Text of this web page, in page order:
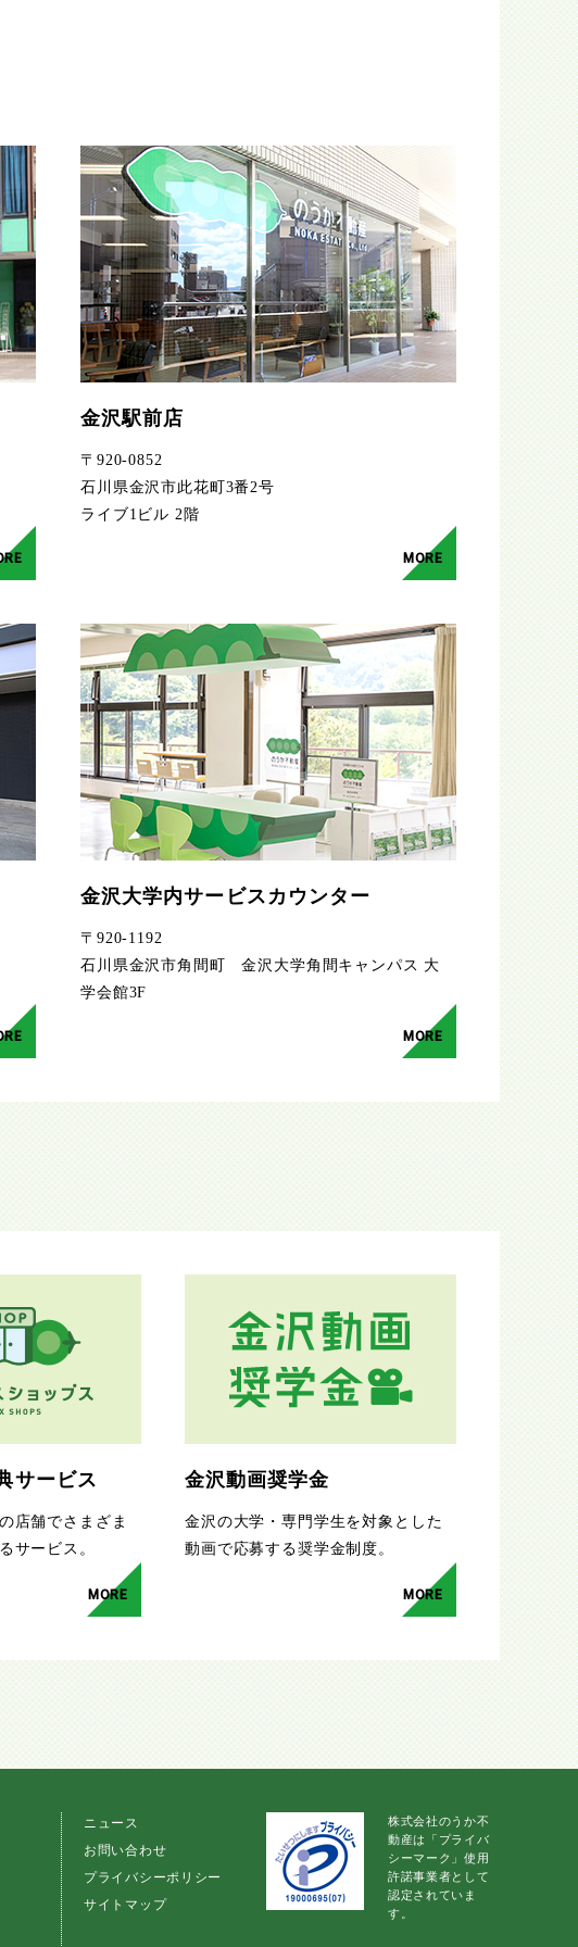
金沢駅前店
〒920-0852
石川県金沢市此花町3番2号
ライブ1ビル 2階
MORE
金沢大学内サービスカウンター
〒920-1192
石川県金沢市角間町 金沢大学角間キャンパス 大
学会館3F
MORE
サービス
店舗でさまざま
サービス。
MORE
金沢動画奨学金
金沢の大学・専門学生を対象とした
動画で応募する奨学金制度。
MORE
ニュース
お問い合わせ
プライバシーポリシー
サイトマップ
株式会社のうか不
動産は「プライバ
シーマーク」使用
許諾事業者として
認定されていま
す。